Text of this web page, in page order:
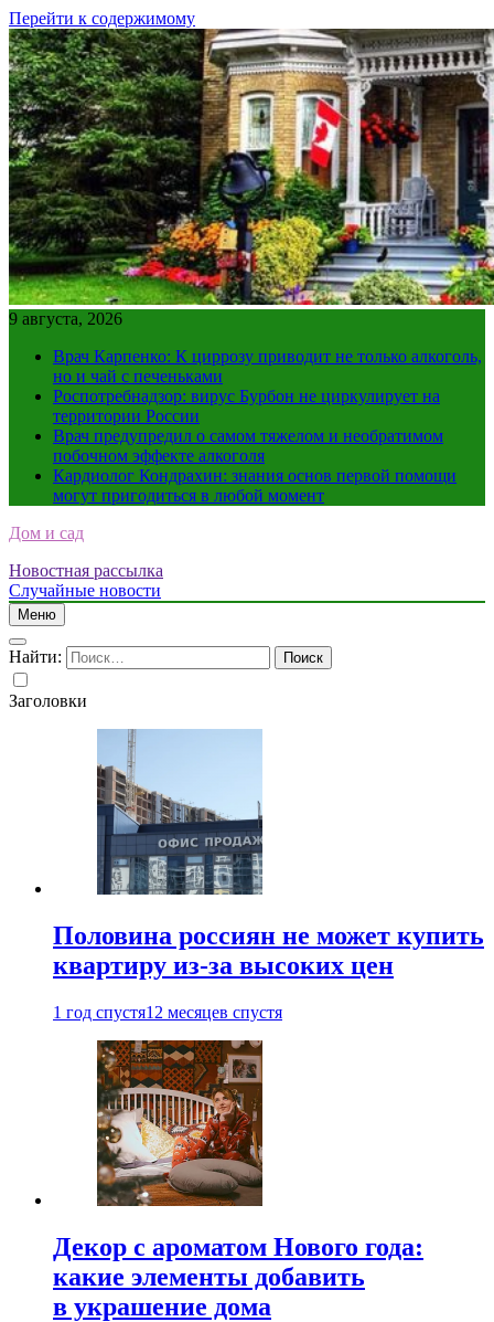
Перейти к содержимому
9 августа, 2026
Врач Карпенко: К циррозу приводит не только алкоголь,
но и чай с печеньками
Роспотребнадзор: вирус Бурбон не циркулирует на
территории России
Врач предупредил о самом тяжелом и необратимом
побочном эффекте алкоголя
Кардиолог Кондрахин: знания основ первой помощи
могут пригодиться в любой момент
Дом и сад
Новостная рассылка
Случайные новости
Меню
Найти:
Заголовки
Половина россиян не может купить
квартиру из-за высоких цен
1 год спустя12 месяцев спустя
Декор с ароматом Нового года:
какие элементы добавить
в украшение дома